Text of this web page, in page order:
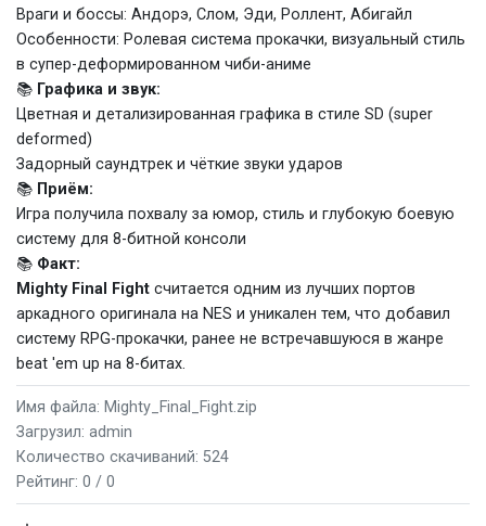
Враги и боссы: Андорэ, Слом, Эди, Роллент, Абигайл
Особенности: Ролевая система прокачки, визуальный стиль
в супер-деформированном чиби-аниме
📚 Графика и звук:
Цветная и детализированная графика в стиле SD (super
deformed)
Задорный саундтрек и чёткие звуки ударов
📚 Приём:
Игра получила похвалу за юмор, стиль и глубокую боевую
систему для 8-битной консоли
📚 Факт:
Mighty Final Fight считается одним из лучших портов
аркадного оригинала на NES и уникален тем, что добавил
систему RPG-прокачки, ранее не встречавшуюся в жанре
beat 'em up на 8-битах.
Имя файла: Mighty_Final_Fight.zip
Загрузил: admin
Количество скачиваний: 524
Рейтинг: 0 / 0